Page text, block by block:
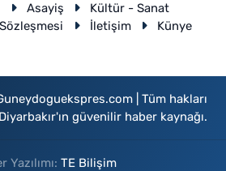
Asayiş
Kültür - Sanat
İletişim Künye
| Tüm hakları
güvenilir haber kaynağı.
Yazılımı: TE Bilişim